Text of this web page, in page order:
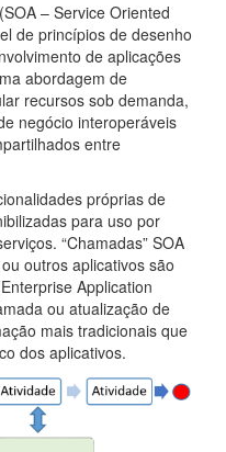
– Service Oriented
de princípios de desenho
de aplicações
abordagem de
recursos sob demanda,
negócio interoperáveis
entre
próprias de
para uso por
“Chamadas” SOA
outros aplicativos são
Application
ou atualização de
mais tradicionais que
dos aplicativos.